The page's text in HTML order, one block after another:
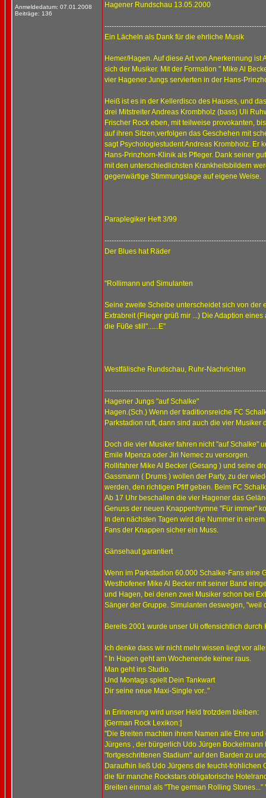
Anmeldedatum: 07.01.2008
Beiträge: 136
Hagener Rundschau 13.05.2000
Ein Lächeln als Dank für die ehrliche Musik
Hemer/Hagen. Auf diese Art von Anerkennung
sich der Musiker. Mit der Formation " Mike Al
vier Hagener Jungs servierten in der Hans-
Heiß ist es in der Kellerdisco des Hauses, und
drei Mitstreiter Andreas Krombholz (bass) Uli
Frischer Rock eben, mit teilweise provokanten,
auf ihren Sitzen,verfolgen das Geschehen mit
sagt Psychologiestudent Andreas Krombholz. Er
Hans-Prinzhorn-Klinik als Pfleger. Dank seiner
mit den unterschiedlichsten Krankheitsbildern
gegenwärtige Stimmungslage auf eigene Weise.
Paraplegiker Heft 3/99
Der Blues hat Räder
"Rollimann und Simulanten
Seine zweite Scheibe unterscheidet sich von
Extrabreit (Flieger grüß mir ...) Die Adaption
die Füße still"......E"
Westfälische Rundschau, Ruhr-Nachrichten
Hagener Jungs "auf Schalke"
Hagen.(Sch.) Wenn der traditionsreiche FC
Parkstadion ruft, dann sind auch die vier
Doch die vier Musiker fahren nicht "auf Schalke"
Emile Mpenza oder Jiri Nemec zu versorgen.
Rollifahrer Mike Al Becker (Gesang ) und seine
Gassmann ( Drums ) wollen der Party, zu der
werden, den richtigen Pfiff geben. Beim FC
Ab 17 Uhr beschallen die vier Hagener das
Genuss der neuen Knappenhymne "Für immer"
In den nächsten Tagen wird die Nummer in
Fans der Knappen sicher ein Muss.
Gänsehaut garantiert
Wenn im Parkstadion 60.000 Schalke-Fans eine
Westhofener Mike Al Becker mit seiner Band
und Hagen, bei denen zwei Musiker schon bei
Sänger der Gruppe. Simulanten deswegen, "weil
Bereits 2001 wurde unser Uli offensichtlich durch
Ich denke dass wir nicht mehr wissen liegt vor
" In Hagen geht am Wochenende keiner raus.
Man geht ins Studio.
Und Montags spielt Dein Tankwart
Dir seine neue Maxi-Single vor.."
In Erinnerung wird unser Held trotzdem bleiben:
[German Rock Lexikon:]
"Die Breiten machten ihrem Namen alle Ehre
Jürgens , der bürgerlich Udo Jürgen
"fortgeschrittenen Stadium" auf den Barden zu
Daraufhin ließ Udo Jürgens die feucht-fröhlichen
die für manche Rockstars obligatorische
Breiten einmal als "The german Rolling Stones...”